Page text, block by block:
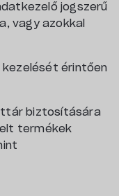
jogszerű
vagy azokkal
érintően
biztosítására
termékek